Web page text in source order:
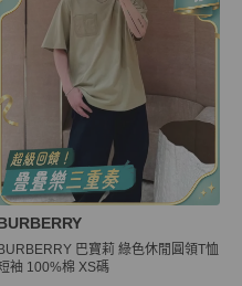
巴寶莉 綠色休閒圓領T恤
袖 100%棉 XS碼